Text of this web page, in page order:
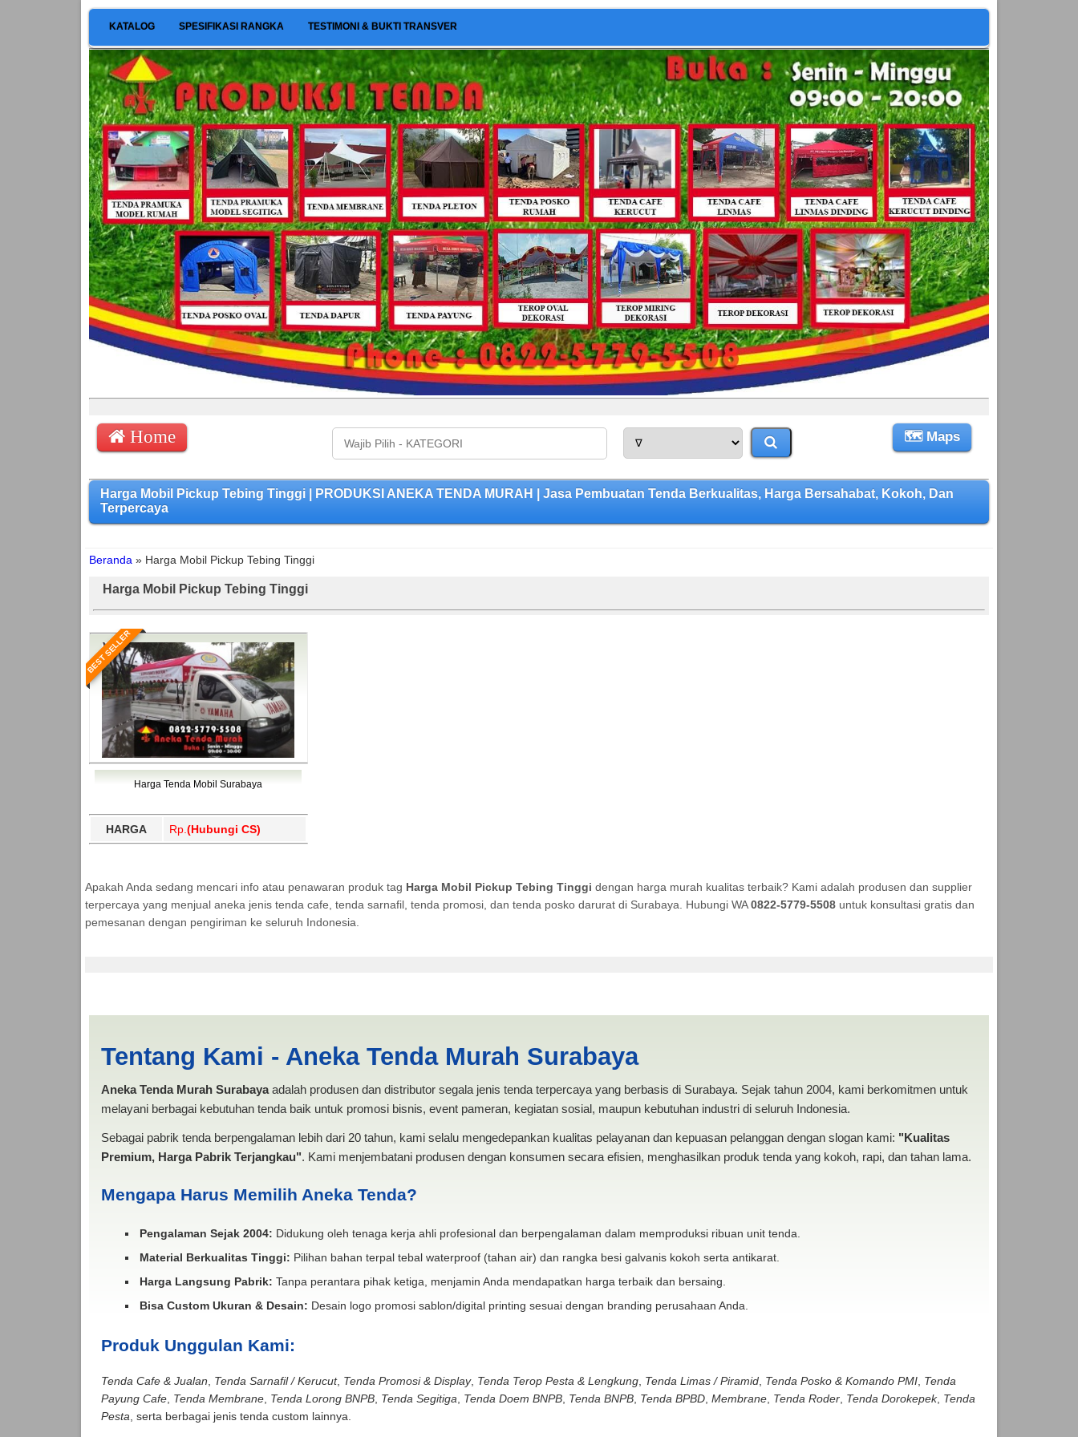
KATALOG SPESIFIKASI RANGKA TESTIMONI & BUKTI TRANSVER
Home 🗺 Maps
Harga Mobil Pickup Tebing Tinggi | PRODUKSI ANEKA TENDA MURAH | Jasa Pembuatan Tenda Berkualitas, Harga Bersahabat, Kokoh, Dan
Terpercaya
Beranda » Harga Mobil Pickup Tebing Tinggi
Harga Mobil Pickup Tebing Tinggi
BEST SELLER
Harga Tenda Mobil Surabaya
HARGA Rp. (Hubungi CS)
Apakah Anda sedang mencari info atau penawaran produk tag Harga Mobil Pickup Tebing Tinggi dengan harga murah kualitas terbaik? Kami adalah produsen dan supplier
terpercaya yang menjual aneka jenis tenda cafe, tenda sarnafil, tenda promosi, dan tenda posko darurat di Surabaya. Hubungi WA0822-5779-5508untuk konsultasi gratis dan
pemesanan dengan pengiriman ke seluruh Indonesia.
Tentang Kami - Aneka Tenda Murah Surabaya
Aneka Tenda Murah Surabayaadalah produsen dan distributor segala jenis tenda terpercaya yang berbasis di Surabaya. Sejak tahun 2004, kami berkomitmen untuk
melayani berbagai kebutuhan tenda baik untuk promosi bisnis, event pameran, kegiatan sosial, maupun kebutuhan industri di seluruh Indonesia.
Sebagai pabrik tenda berpengalaman lebih dari 20 tahun, kami selalu mengedepankan kualitas pelayanan dan kepuasan pelanggan dengan slogan kami: "Kualitas
Premium, Harga Pabrik Terjangkau". Kami menjembatani produsen dengan konsumen secara efisien, menghasilkan produk tenda yang kokoh, rapi, dan tahan lama.
Mengapa Harus Memilih Aneka Tenda?
Pengalaman Sejak 2004: Didukung oleh tenaga kerja ahli profesional dan berpengalaman dalam memproduksi ribuan unit tenda.
Material Berkualitas Tinggi: Pilihan bahan terpal tebal waterproof (tahan air) dan rangka besi galvanis kokoh serta antikarat.
Harga Langsung Pabrik: Tanpa perantara pihak ketiga, menjamin Anda mendapatkan harga terbaik dan bersaing.
Bisa Custom Ukuran & Desain: Desain logo promosi sablon/digital printing sesuai dengan branding perusahaan Anda.
Produk Unggulan Kami:
Tenda Cafe & Jualan Tenda Sarnafil / Kerucut, Tenda Promosi & Display, Tenda Terop Pesta & Lengkung, Tenda Limas / Piramid, Tenda Posko & Komando PMI, Tenda
Payung Cafe, Tenda Membrane, Tenda Lorong BNPB, Tenda Segitiga Tenda Doem BNPB, Tenda BNPB, Tenda BPBD, Membrane, Tenda Roder, Tenda Dorokepek, Tenda
Pesta , serta berbagai jenis tenda custom lainnya.